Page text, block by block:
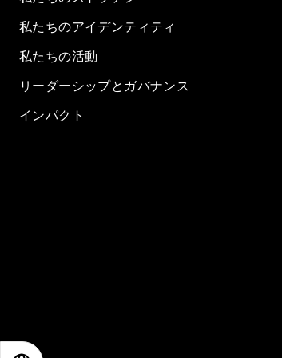
私たちのアイデンティティ
私たちの活動
リーダーシップとガバナンス
インパクト